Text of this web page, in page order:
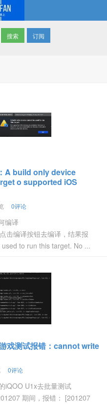
订阅
A build only device
o supported iOS
0评论
编译
击编译按钮去编译，结果报
to run this target. No ...
戏测试报错：cannot write
0评论
iQOO U1x去批量测试
期间，报错： [201207